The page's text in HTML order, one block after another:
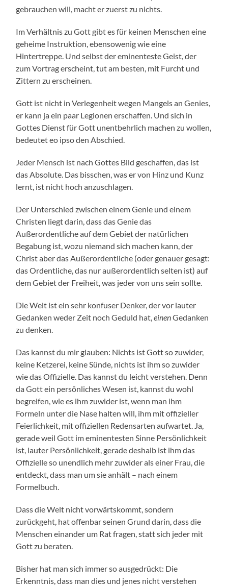
gebrauchen will, macht er zuerst zu nichts.
Im Verhältnis zu Gott gibt es für keinen Menschen eine
geheime Instruktion, ebensowenig wie eine
Hintertreppe. Und selbst der eminenteste Geist, der
zum Vortrag erscheint, tut am besten, mit Furcht und
Zittern zu erscheinen.
Gott ist nicht in Verlegenheit wegen Mangels an Genies,
er kann ja ein paar Legionen erschaffen. Und sich in
Gottes Dienst für Gott unentbehrlich machen zu wollen,
bedeutet eo ipso den Abschied.
Jeder Mensch ist nach Gottes Bild geschaffen, das ist
das Absolute. Das bisschen, was er von Hinz und Kunz
lernt, ist nicht hoch anzuschlagen.
Der Unterschied zwischen einem Genie und einem
Christen liegt darin, dass das Genie das
Außerordentliche auf dem Gebiet der natürlichen
Begabung ist, wozu niemand sich machen kann, der
Christ aber das Außerordentliche (oder genauer gesagt:
das Ordentliche, das nur außerordentlich selten ist) auf
dem Gebiet der Freiheit, was jeder von uns sein sollte.
Die Welt ist ein sehr konfuser Denker, der vor lauter
Gedanken weder Zeit noch Geduld hat,einenGedanken
zu denken.
Das kannst du mir glauben: Nichts ist Gott so zuwider,
keine Ketzerei, keine Sünde, nichts ist ihm so zuwider
wie das Offizielle. Das kannst du leicht verstehen. Denn
da Gott ein persönliches Wesen ist, kannst du wohl
begreifen, wie es ihm zuwider ist, wenn man ihm
Formeln unter die Nase halten will, ihm mit offizieller
Feierlichkeit, mit offiziellen Redensarten aufwartet. Ja,
gerade weil Gott im eminentesten Sinne Persönlichkeit
ist, lauter Persönlichkeit, gerade deshalb ist ihm das
Offizielle so unendlich mehr zuwider als einer Frau, die
entdeckt, dass man um sie anhält – nach einem
Formelbuch.
Dass die Welt nicht vorwärtskommt, sondern
zurückgeht, hat offenbar seinen Grund darin, dass die
Menschen einander um Rat fragen, statt sich jeder mit
Gott zu beraten.
Bisher hat man sich immer so ausgedrückt: Die
Erkenntnis, dass man dies und jenes nicht verstehen